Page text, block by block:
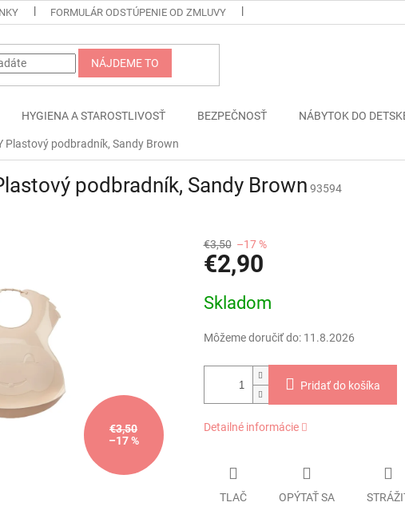
FORMULÁR ODSTÚPENIE OD ZMLUVY
NÁJDEME TO
HYGIENA A STAROSTLIVOSŤ BEZPEČNOSŤ NÁBYTOK DO
Plastový podbradník, Sandy Brown
podbradník, Sandy Brown 93594
€3,50
–17 %
€3,50 –17 %
€2,90
cena:
Skladom
Môžeme doručiť do: 11.8.2026
Pridať do košíka
Detailné informácie
TLAČ OPÝTAŤ SA